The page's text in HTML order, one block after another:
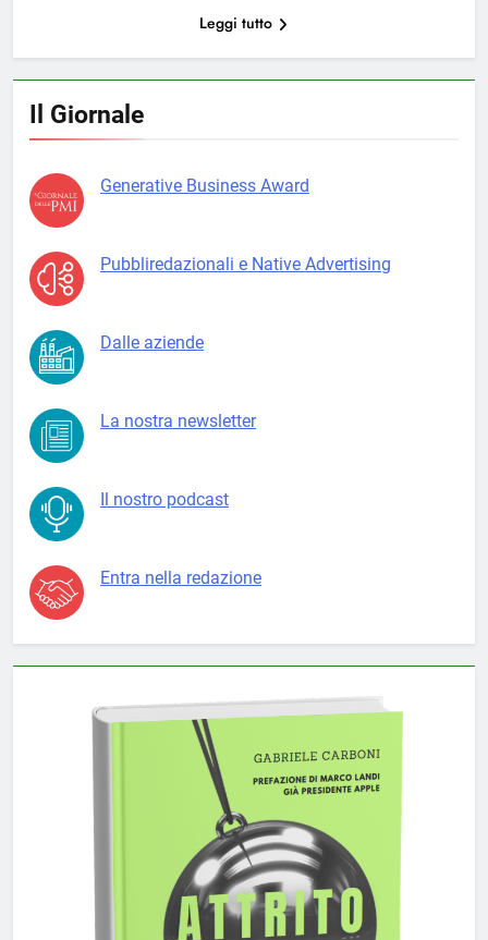
Leggi tutto
Il Giornale
Generative Business Award
Pubbliredazionali e Native Advertising
Dalle aziende
La nostra newsletter
Il nostro podcast
Entra nella redazione